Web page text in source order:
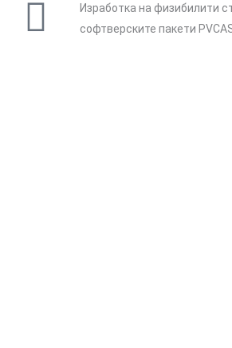
Изработка на физибилити
софтверските пакети